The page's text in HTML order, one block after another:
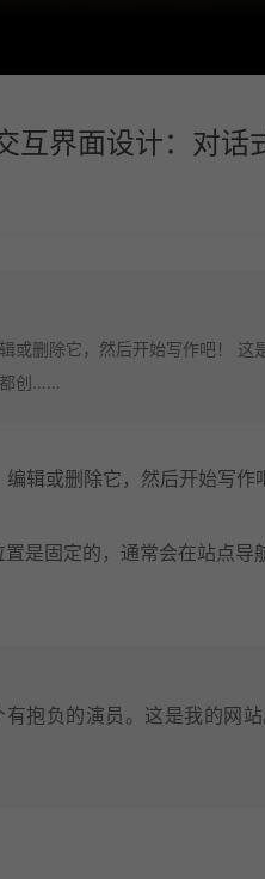
互界面设计：对
或删除它，然后开始写作吧！ 这
都创……
辑或删除它，然后开始写作
是固定的，通常会在站点导
抱负的演员。这是我的网